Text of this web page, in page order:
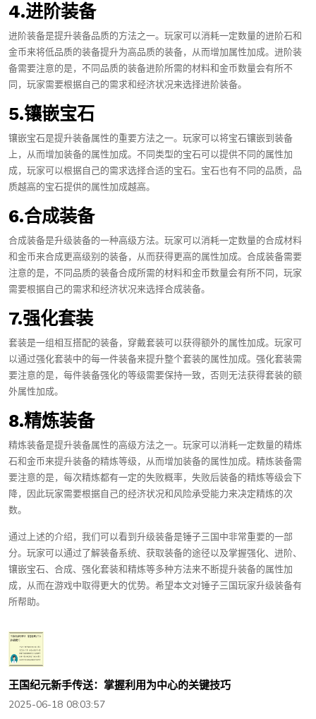
4.进阶装备
进阶装备是提升装备品质的方法之一。玩家可以消耗一定数量的进阶石和
金币来将低品质的装备提升为高品质的装备，从而增加属性加成。进阶装
备需要注意的是，不同品质的装备进阶所需的材料和金币数量会有所不
同，玩家需要根据自己的需求和经济状况来选择进阶装备。
5.镶嵌宝石
镶嵌宝石是提升装备属性的重要方法之一。玩家可以将宝石镶嵌到装备
上，从而增加装备的属性加成。不同类型的宝石可以提供不同的属性加
成，玩家可以根据自己的需求选择合适的宝石。宝石也有不同的品质，品
质越高的宝石提供的属性加成越高。
6.合成装备
合成装备是升级装备的一种高级方法。玩家可以消耗一定数量的合成材料
和金币来合成更高级别的装备，从而获得更高的属性加成。合成装备需要
注意的是，不同品质的装备合成所需的材料和金币数量会有所不同，玩家
需要根据自己的需求和经济状况来选择合成装备。
7.强化套装
套装是一组相互搭配的装备，穿戴套装可以获得额外的属性加成。玩家可
以通过强化套装中的每一件装备来提升整个套装的属性加成。强化套装需
要注意的是，每件装备强化的等级需要保持一致，否则无法获得套装的额
外属性加成。
8.精炼装备
精炼装备是提升装备属性的高级方法之一。玩家可以消耗一定数量的精炼
石和金币来提升装备的精炼等级，从而增加装备的属性加成。精炼装备需
要注意的是，每次精炼都有一定的失败概率，失败后装备的精炼等级会下
降，因此玩家需要根据自己的经济状况和风险承受能力来决定精炼的次
数。
通过上述的介绍，我们可以看到升级装备是锤子三国中非常重要的一部
分。玩家可以通过了解装备系统、获取装备的途径以及掌握强化、进阶、
镶嵌宝石、合成、强化套装和精炼等多种方法来不断提升装备的属性加
成，从而在游戏中取得更大的优势。希望本文对锤子三国玩家升级装备有
所帮助。
王国纪元新手传送：掌握利用为中心的关键技巧
2025-06-18 08:03:57